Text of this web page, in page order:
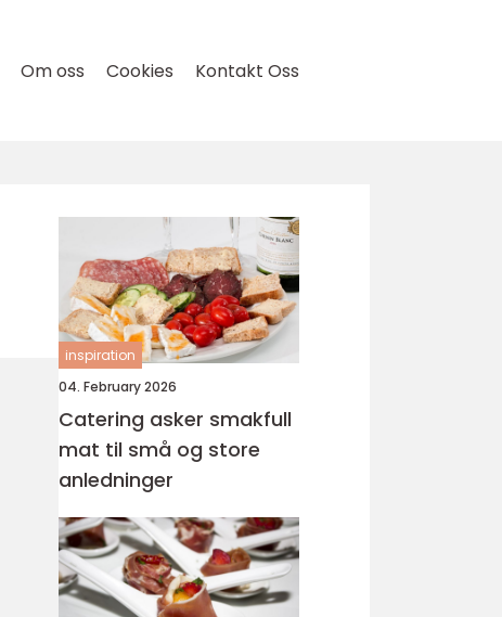
Om oss Cookies Kontakt Oss
inspiration
04. February 2026
Catering asker smakfull
mat til små og store
anledninger